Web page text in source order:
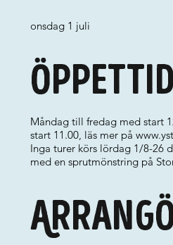
onsdag 1 juli
Måndag till fredag med start
start 11.00, läs mer på
Inga turer körs lördag 1/8-26
med en sprutmönstring på